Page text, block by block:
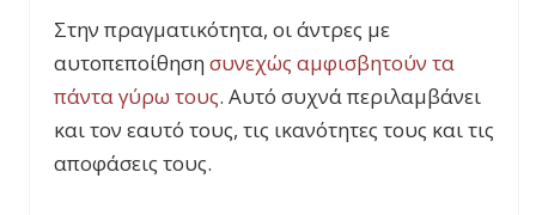
Στην πραγματικότητα, οι άντρες με
αυτοπεποίθηση συνεχώς αμφισβητούν τα
πάντα γύρω τους. Αυτό συχνά περιλαμβάνει
και τον εαυτό τους, τις ικανότητες τους και τις
αποφάσεις τους.